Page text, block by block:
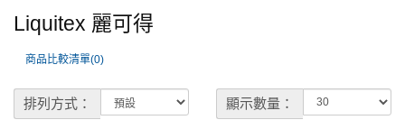
Liquitex 麗可得
商品比較清單(0)
排列方式： 顯示數量：